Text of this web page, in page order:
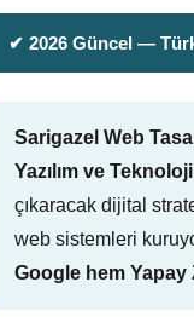
✔ 2026 Güncel —
Sarigazel Web
Yazılım ve
çıkaracak dijital
web sistemleri
Google hem Yapay